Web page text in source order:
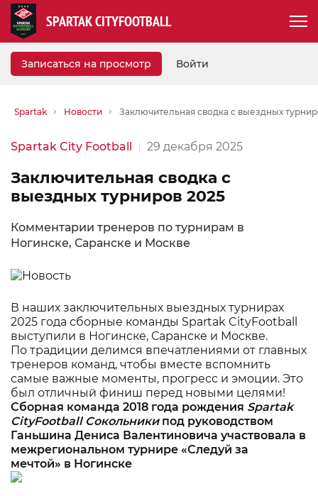
SPARTAK CITYFOOTBALL
Записаться на просмотр Войти
Spartak Новости Заключительная сводка с выездных
Spartak City Football 29 декабря 2025
Заключительная сводка с
выездных турниров 2025
Комментарии тренеров по турнирам в
Ногинске, Саранске и Москве
В наших заключительных выездных турнирах
2025 года сборные команды Spartak CityFootball
выступили в Ногинске, Саранске и Москве.
По традиции делимся впечатлениями от главных
тренеров команд, чтобы вместе вспомнить
самые важные моменты, прогресс и эмоции. Это
был отличный финиш перед новыми целями!
Сборная команда 2018 года рождения Spartak
CityFootballСокольникипод руководством
Ганьшина Дениса Валентиновича участвовала в
межрегиональном турнире «Следуй за
мечтой» в Ногинске